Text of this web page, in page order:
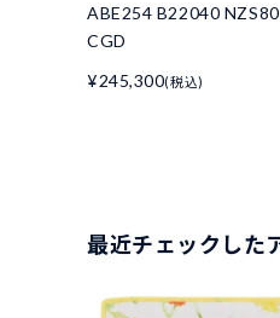
ABE254 B22040 NZS80
CGD
¥245,300(税込)
最近チェックした